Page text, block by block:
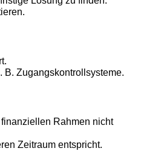
Zugangskontrollsysteme.
Rahmen nicht
Zeitraum entspricht.